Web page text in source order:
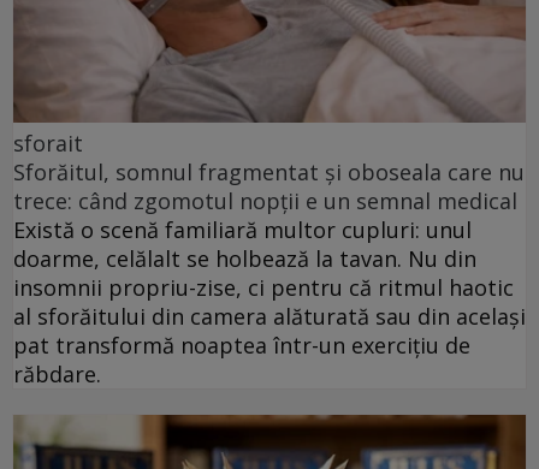
sforait
Sforăitul, somnul fragmentat și oboseala care nu
trece: când zgomotul nopții e un semnal medical
Există o scenă familiară multor cupluri: unul
doarme, celălalt se holbează la tavan. Nu din
insomnii propriu-zise, ci pentru că ritmul haotic
al sforăitului din camera alăturată sau din același
pat transformă noaptea într-un exercițiu de
răbdare.